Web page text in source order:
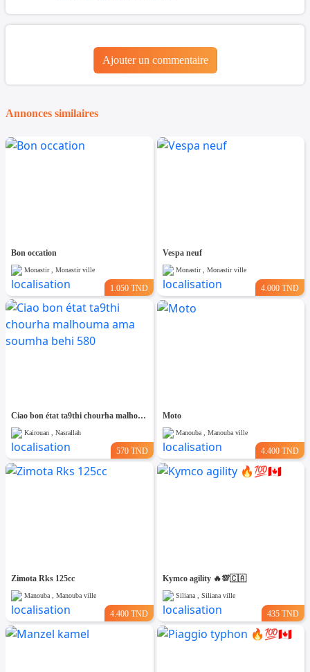
Ajouter un commentaire
Annonces similaires
Bon occation
Monastir , Monastir ville
1.050 TND
Vespa neuf
Monastir , Monastir ville
4.000 TND
Ciao bon état ta9thi chourha malhouma ama soumha behi 580
Kairouan , Nasrallah
570 TND
Moto
Manouba , Manouba ville
4.400 TND
Zimota Rks 125cc
Manouba , Manouba ville
4.400 TND
Kymco agility 🔥💯🇨🇦
Siliana , Siliana ville
435 TND